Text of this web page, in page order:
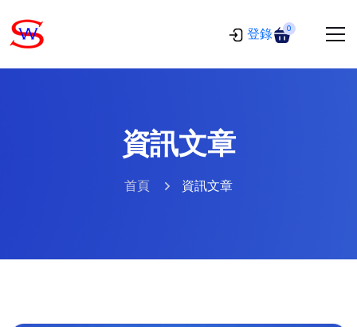
登錄 0
資訊文章
首頁 資訊文章